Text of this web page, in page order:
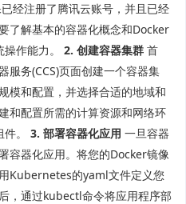
经注册了腾讯云账号，并且已经
了解基本的容器化概念和Docker
作能力。 2. 创建容器集群 首
服务(CCS)页面创建一个容器集
模和配置，并选择合适的地域和
和配置所需的计算资源和网络环
。 3. 部署容器化应用 一旦容器
容器化应用。将您的Docker镜像
Kubernetes的yaml文件定义您
，通过kubectl命令将应用程序部